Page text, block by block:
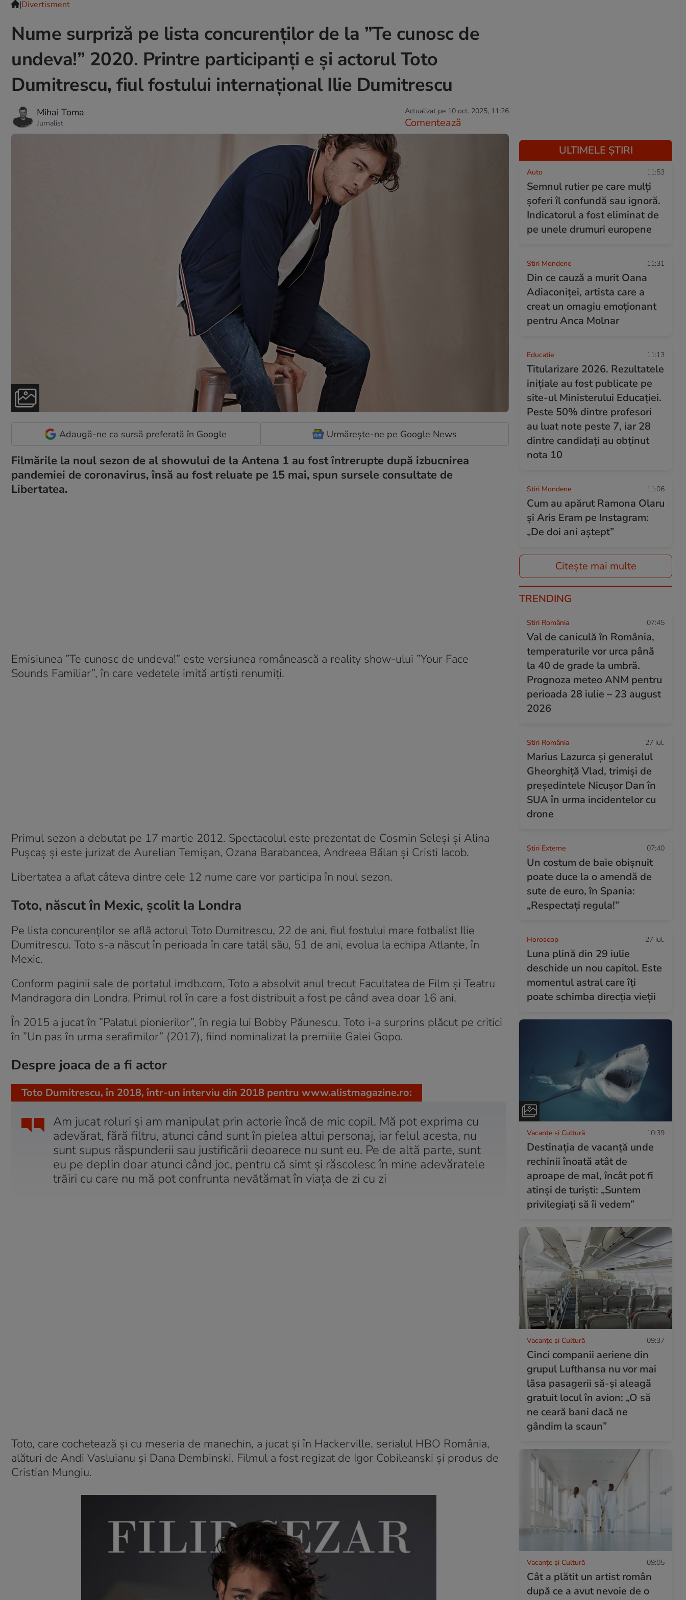
|Divertisment
Nume surpriză pe lista concurenților de la ”Te cunosc de
undeva!” 2020. Printre participanți e și actorul Toto
Dumitrescu, fiul fostului internațional Ilie Dumitrescu
Mihai Toma
Jurnalist
Actualizat pe 10 oct. 2025, 11:26
Comentează
Adaugă-ne ca sursă preferată în Google Urmărește-ne pe Google News
Filmările la noul sezon de al showului de la Antena 1 au fost întrerupte după izbucnirea
pandemiei de coronavirus, însă au fost reluate pe 15 mai, spun sursele consultate de
Libertatea.
Emisiunea ”Te cunosc de undeva!” este versiunea românească a reality show-ului ”Your Face
Sounds Familiar”, în care vedetele imită artiști renumiți.
Primul sezon a debutat pe 17 martie 2012. Spectacolul este prezentat de Cosmin Seleși și Alina
Pușcaș și este jurizat de Aurelian Temișan, Ozana Barabancea, Andreea Bălan și Cristi Iacob.
Libertatea a aflat câteva dintre cele 12 nume care vor participa în noul sezon.
Toto, născut în Mexic, școlit la Londra
Pe lista concurenților se află actorul Toto Dumitrescu, 22 de ani, fiul fostului mare fotbalist Ilie
Dumitrescu. Toto s-a născut în perioada în care tatăl său, 51 de ani, evolua la echipa Atlante, în
Mexic.
Conform paginii sale de portatul imdb.com, Toto a absolvit anul trecut Facultatea de Film și Teatru
Mandragora din Londra. Primul rol în care a fost distribuit a fost pe când avea doar 16 ani.
În 2015 a jucat în ”Palatul pionierilor”, în regia lui Bobby Păunescu. Toto i-a surprins plăcut pe critici
în ”Un pas în urma serafimilor” (2017), fiind nominalizat la premiile Galei Gopo.
Despre joaca de a fi actor
Am jucat roluri și am manipulat prin actorie încă de mic copil. Mă pot exprima cu
adevărat, fără filtru, atunci când sunt în pielea altui personaj, iar felul acesta, nu
sunt supus răspunderii sau justificării deoarece nu sunt eu. Pe de altă parte, sunt
eu pe deplin doar atunci când joc, pentru că simt și răscolesc în mine adevăratele
trăiri cu care nu mă pot confrunta nevătămat în viața de zi cu zi
Toto Dumitrescu, în 2018, într-un interviu din 2018 pentru www.alistmagazine.ro:
Toto, care cochetează și cu meseria de manechin, a jucat și în Hackerville, serialul HBO România,
alături de Andi Vasluianu şi Dana Dembinski. Filmul a fost regizat de Igor Cobileanski și produs de
Cristian Mungiu.
ULTIMELE ȘTIRI
Auto 11:53
Semnul rutier pe care mulți
șoferi îl confundă sau ignoră.
Indicatorul a fost eliminat de
pe unele drumuri europene
Stiri Mondene 11:31
Din ce cauză a murit Oana
Adiaconiței, artista care a
creat un omagiu emoționant
pentru Anca Molnar
Educație 11:13
Titularizare 2026. Rezultatele
inițiale au fost publicate pe
site-ul Ministerului Educației.
Peste 50% dintre profesori
au luat note peste 7, iar 28
dintre candidați au obținut
nota 10
Stiri Mondene 11:06
Cum au apărut Ramona Olaru
și Aris Eram pe Instagram:
„De doi ani aștept”
Citește mai multe
TRENDING
Știri România 07:45
Val de caniculă în România,
temperaturile vor urca până
la 40 de grade la umbră.
Prognoza meteo ANM pentru
perioada 28 iulie – 23 august
2026
Știri România 27 iul.
Marius Lazurca și generalul
Gheorghiță Vlad, trimiși de
președintele Nicușor Dan în
SUA în urma incidentelor cu
drone
Știri Externe 07:40
Un costum de baie obișnuit
poate duce la o amendă de
sute de euro, în Spania:
„Respectați regula!”
Horoscop 27 iul.
Luna plină din 29 iulie
deschide un nou capitol. Este
momentul astral care îți
poate schimba direcția vieții
Vacanțe și Cultură 10:39
Destinația de vacanță unde
rechinii înoată atât de
aproape de mal, încât pot fi
atinși de turiști: „Suntem
privilegiați să îi vedem”
Vacanțe și Cultură 09:37
Cinci companii aeriene din
grupul Lufthansa nu vor mai
lăsa pasagerii să-și aleagă
gratuit locul în avion: „O să
ne ceară bani dacă ne
gândim la scaun”
Vacanțe și Cultură 09:05
Cât a plătit un artist român
după ce a avut nevoie de o